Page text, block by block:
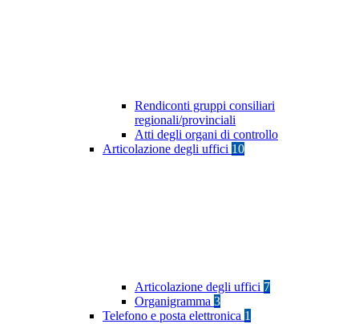
Rendiconti gruppi consiliari
regionali/provinciali
Atti degli organi di controllo
Articolazione degli uffici 10
Articolazione degli uffici 7
Organigramma 3
Telefono e posta elettronica 1